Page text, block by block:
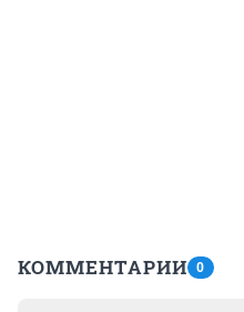
КОММЕНТАРИИ 0